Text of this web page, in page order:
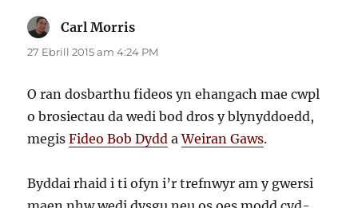
Carl Morris
dweud:
27 Ebrill 2015 am 4:24 PM
O ran dosbarthu fideos yn ehangach mae cwpl
o brosiectau da wedi bod dros y blynyddoedd,
megisFideo Bob Dydd aWeiran Gaws.
Byddai rhaid i ti ofyn i’r trefnwyr am y gwersi